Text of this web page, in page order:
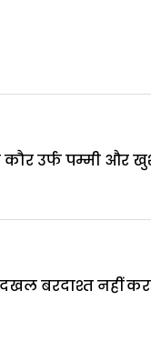
उर्फ पम्मी और
बरदाश्त नहीं